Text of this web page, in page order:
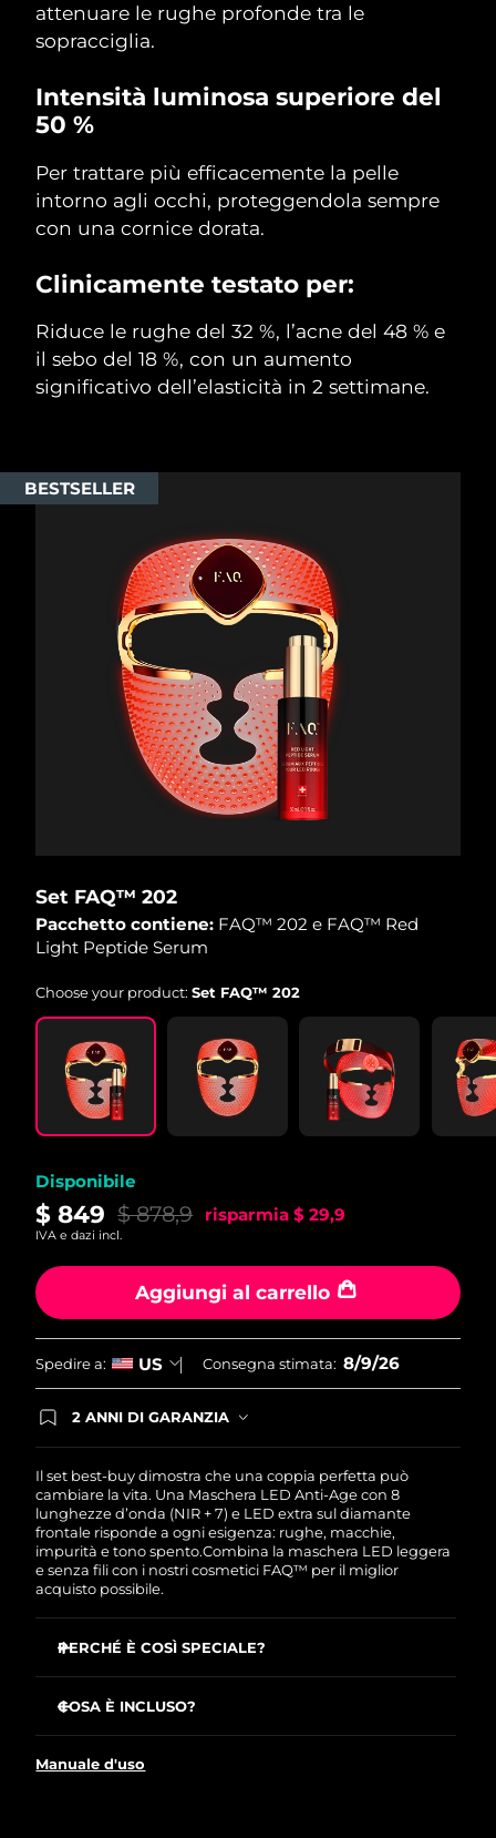
attenuare le rughe profonde tra le
sopracciglia.
Intensità luminosa superiore del
50 %
Per trattare più efficacemente la pelle
intorno agli occhi, proteggendola sempre
con una cornice dorata.
Clinicamente testato per:
Riduce le rughe del 32 %, l’acne del 48 % e
il sebo del 18 %, con un aumento
significativo dell’elasticità in 2 settimane.
BESTSELLER
Set FAQ™ 202
Pacchetto contiene: FAQ™ 202 e FAQ™ Red
Light Peptide Serum
Choose your product:Set FAQ™ 202
Disponibile
$ 849 $ 878,9 risparmia $ 29,9
IVA e dazi incl.
Aggiungi al carrello
Spedire a: US Consegna stimata: 8/9/26
2 ANNI DI GARANZIA
che, in caso di difetti nei primi 2 anni dalla data di
acquisto, FOREO sostituirà il tuo prodotto
gratuitamente.
Il set best-buy dimostra che una coppia perfetta può
cambiare la vita. Una Maschera LED Anti-Age con 8
lunghezze d’onda (NIR + 7) e LED extra sul diamante
frontale risponde a ogni esigenza: rughe, macchie,
impurità e tono spento.Combina la maschera LED leggera
e senza fili con i nostri cosmetici FAQ™ per il miglior
acquisto possibile.
PERCHÉ È COSÌ SPECIALE?
2 settimane.
Clinicamente testato: migliora la compattezza e
appena 2 settimane.
COSA È INCLUSO?
FAQ™ Red Light Peptide Serum
Manuale d'uso